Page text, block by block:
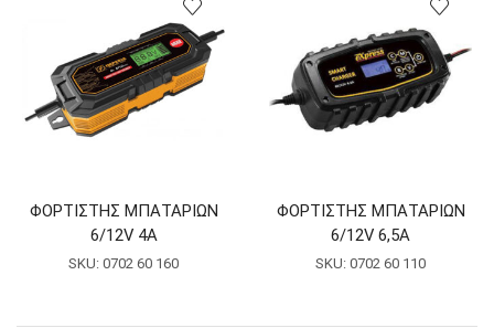
ΦΟΡΤΙΣΤΗΣ ΜΠΑΤΑΡΙΩΝ
6/12V 4Α
SKU: 0702 60 160
ΦΟΡΤΙΣΤΗΣ ΜΠΑΤΑΡΙΩΝ
6/12V 6,5Α
SKU: 0702 60 110